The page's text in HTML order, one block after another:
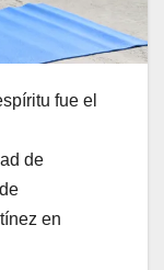
fue el
de
en